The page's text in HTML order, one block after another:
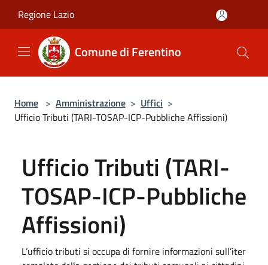
Regione Lazio
Comune di Ferentino
Home > Amministrazione > Uffici >
Ufficio Tributi (TARI-TOSAP-ICP-Pubbliche Affissioni)
Ufficio Tributi (TARI-
TOSAP-ICP-Pubbliche
Affissioni)
L’ufficio tributi si occupa di fornire informazioni sull’iter